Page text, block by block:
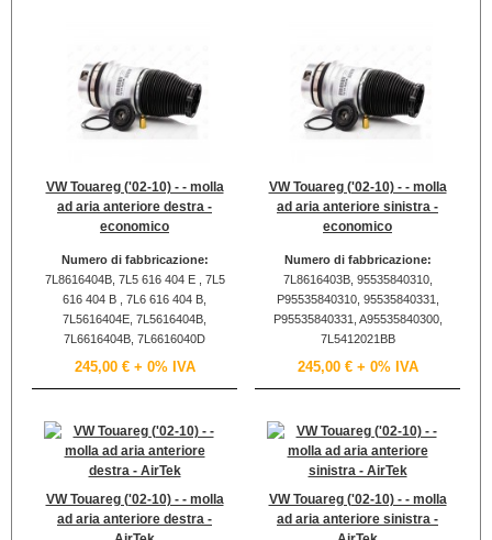
VW Touareg ('02-10) - - molla
ad aria anteriore destra -
economico
Numero di fabbricazione:
7L8616404B, 7L5 616 404 E , 7L5
616 404 B , 7L6 616 404 B,
7L5616404E, 7L5616404B,
7L6616404B, 7L6616040D
245,00 €+ 0% IVA
VW Touareg ('02-10) - - molla
ad aria anteriore sinistra -
economico
Numero di fabbricazione:
7L8616403B, 95535840310,
P95535840310, 95535840331,
P95535840331, A95535840300,
7L5412021BB
245,00 €+ 0% IVA
VW Touareg ('02-10) - - molla
ad aria anteriore destra -
VW Touareg ('02-10) - - molla
ad aria anteriore sinistra -